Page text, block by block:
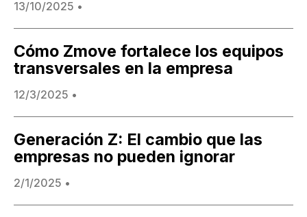
13/10/2025 •
Cómo Zmove fortalece los equipos
transversales en la empresa
12/3/2025 •
Generación Z: El cambio que las
empresas no pueden ignorar
2/1/2025 •